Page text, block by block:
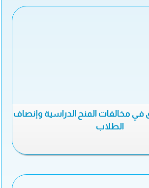
في مخالفات المنح الدراسية وإنصاف
الطلاب